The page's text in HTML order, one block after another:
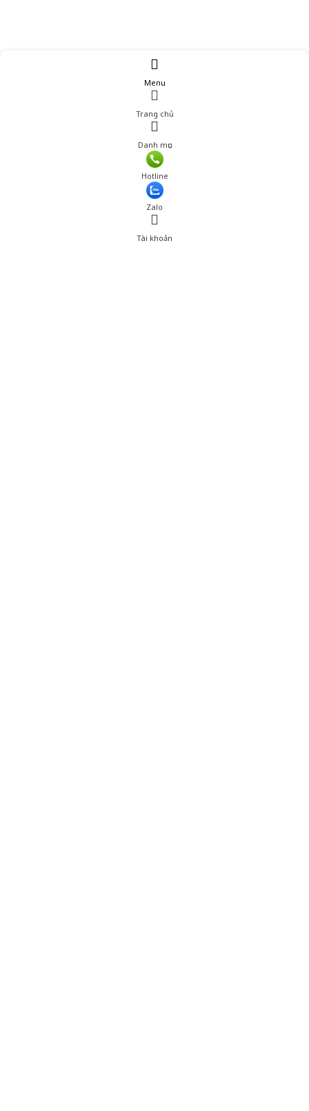
Menu
Trang chủ
Danh mục
Hotline
Zalo
Tài khoản